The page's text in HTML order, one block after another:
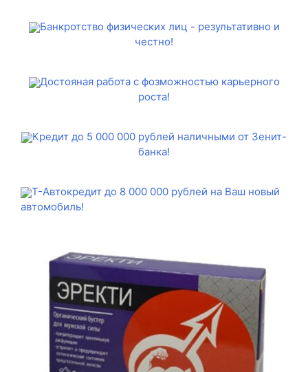
Банкротство физических лиц - результативно и
честно!
Достояная работа с фозможностью карьерного
роста!
Кредит до 5 000 000 рублей наличными от Зенит-
банка!
Т-Автокредит до 8 000 000 рублей на Ваш новый
автомобиль!